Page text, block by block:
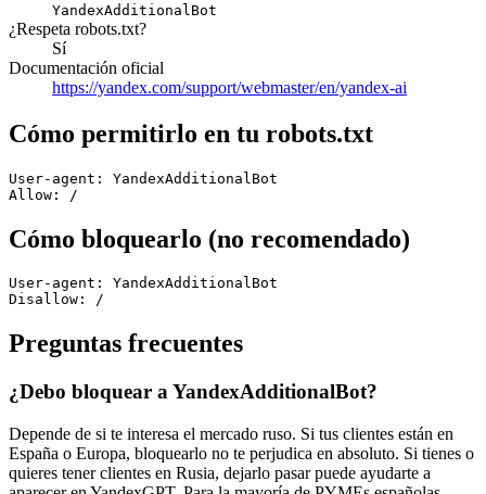
YandexAdditionalBot
¿Respeta robots.txt?
Sí
Documentación oficial
https://yandex.com/support/webmaster/en/yandex-ai
Cómo permitirlo en tu robots.txt
User-agent: YandexAdditionalBot
Allow: /
Cómo bloquearlo (no recomendado)
User-agent: YandexAdditionalBot
Disallow: /
Preguntas frecuentes
¿Debo bloquear a YandexAdditionalBot?
Depende de si te interesa el mercado ruso. Si tus clientes están en
España o Europa, bloquearlo no te perjudica en absoluto. Si tienes o
quieres tener clientes en Rusia, dejarlo pasar puede ayudarte a